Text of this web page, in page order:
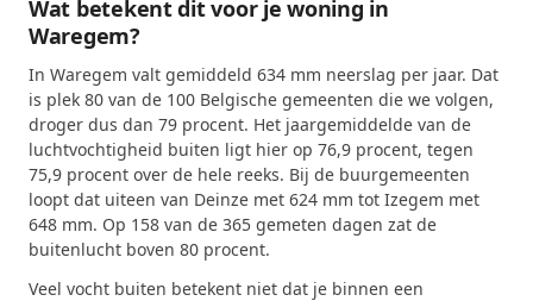
Wat betekent dit voor je woning in
Waregem?
In Waregem valt gemiddeld 634 mm neerslag per jaar. Dat
is plek 80 van de 100 Belgische gemeenten die we volgen,
droger dus dan 79 procent. Het jaargemiddelde van de
luchtvochtigheid buiten ligt hier op 76,9 procent, tegen
75,9 procent over de hele reeks. Bij de buurgemeenten
loopt dat uiteen van Deinze met 624 mm tot Izegem met
648 mm. Op 158 van de 365 gemeten dagen zat de
buitenlucht boven 80 procent.
Veel vocht buiten betekent niet dat je binnen een